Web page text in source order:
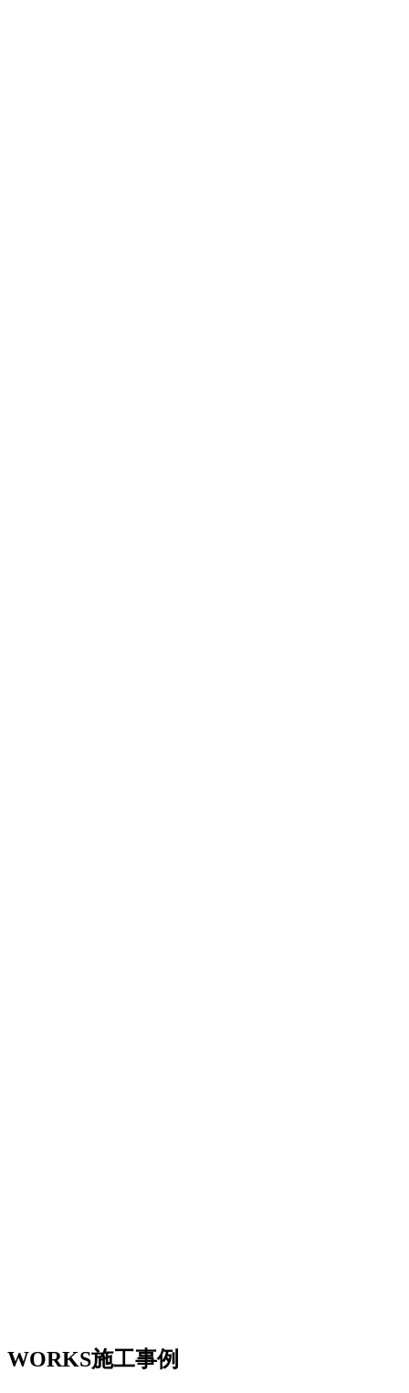
WORKS施工事例